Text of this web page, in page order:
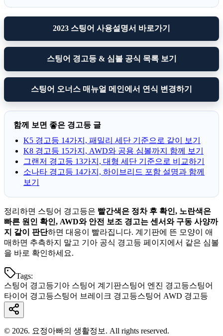
2023 스팅어 사용설명서 바로가기
스팅어 경고등 & 심볼 공식 목록 보기
스팅어 오너스 매뉴얼 메인에서 연식 변경하기
함께 보면 좋은 경고등 글
K5 경고등 14가지, 패밀리 세단 기준으로 같이 보기
K8 경고등 15가지, AWD와 공용 심볼까지 함께 보기
그랜저 경고등 13가지, 대형 세단 기준으로 비교하기
소나타 경고등 14가지, 하이브리드 포함 설명과 함께
보기
정리하면 스팅어 경고등은 빨간색은 정차 후 확인, 노란색은
빠른 원인 확인, AWD와 안전 보조 경고는 센서와 구동 사양까
지 같이 판단하면 대응이 빨라집니다. 계기판에 뜬 모양이 애
매하면 추측하지 말고 기아 공식 경고등 페이지에서 같은 심볼
을 바로 확인하세요.
Tags:
스팅어 경고등기아 스팅어 계기판스팅어 엔진 경고등스팅어
타이어 경고등스팅어 브레이크 경고등스팅어 AWD 경고등
© 2026. 요정아빠의 생활정보. All rights reserved.